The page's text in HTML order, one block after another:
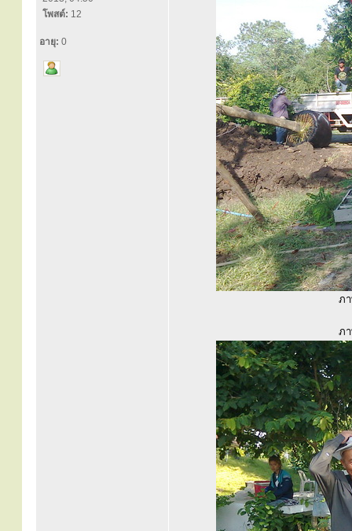
โพสต์: 12
อายุ: 0
ภ
ภ